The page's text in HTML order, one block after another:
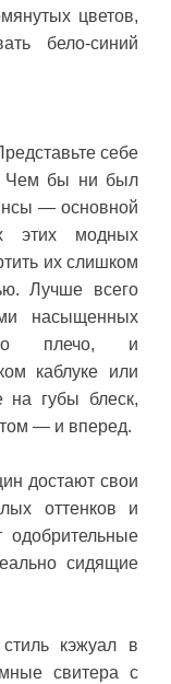
цветов,
бело-синий
себе
Чем бы ни был
— основной
этих модных
их слишком
Лучше всего
насыщенных
плечо, и
каблуке или
на губы блеск,
— и вперед.
достают свои
оттенков и
одобрительные
сидящие
стиль кэжуал в
свитера с